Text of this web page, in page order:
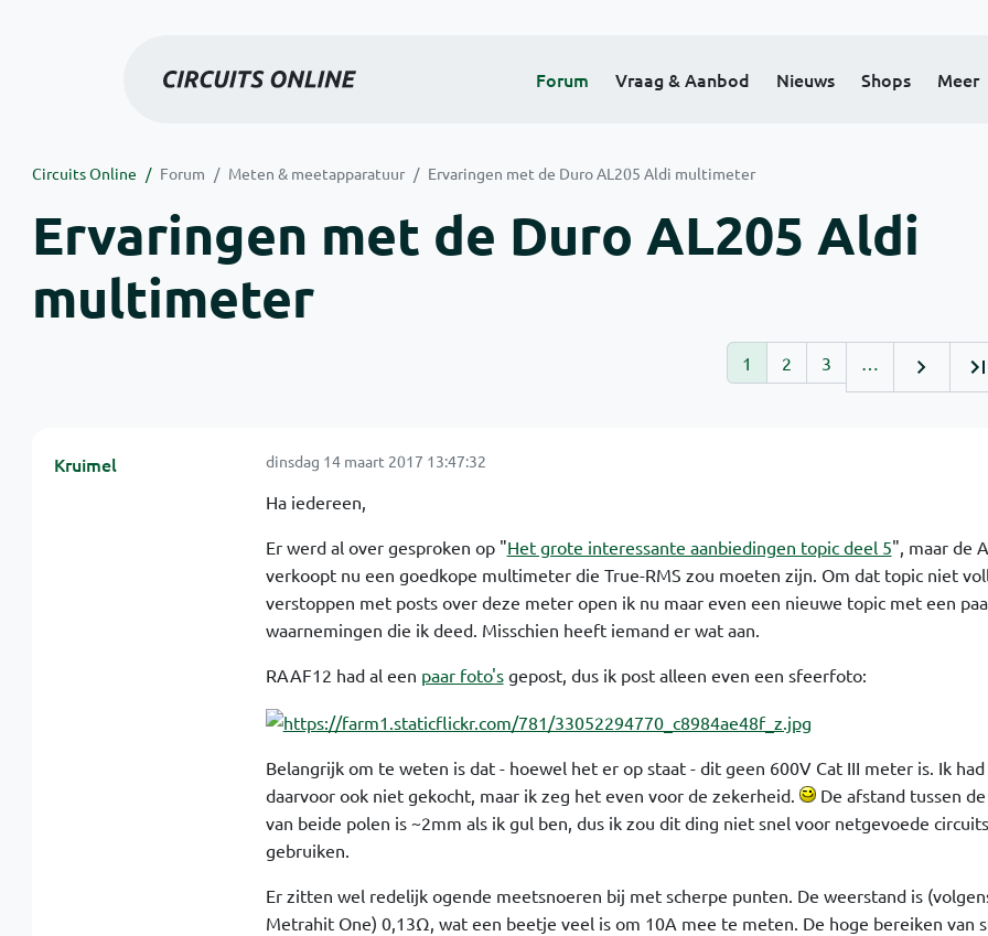
Forum Vraag & Aanbod Nieuws Shops Meer
Circuits Online Forum Meten & meetapparatuur Ervaringen met de Duro AL205 Aldi multimeter
Ervaringen met de Duro AL205 Aldi
multimeter
1 2 3 …
Kruimel dinsdag 14 maart 2017 13:47:32
Ha iedereen,
Er werd al over gesproken op "Het grote interessante aanbiedingen topic deel 5", maar de
verkoopt nu een goedkope multimeter die True-RMS zou moeten zijn. Om dat topic niet
verstoppen met posts over deze meter open ik nu maar even een nieuwe topic met een
waarnemingen die ik deed. Misschien heeft iemand er wat aan.
RAAF12 had al een paar foto'sgepost, dus ik post alleen even een sfeerfoto:
Belangrijk om te weten is dat - hoewel het er op staat - dit geen 600V Cat III meter is. Ik
daarvoor ook niet gekocht, maar ik zeg het even voor de zekerheid.
De afstand tussen
van beide polen is ~2mm als ik gul ben, dus ik zou dit ding niet snel voor netgevoede circuits
gebruiken.
Er zitten wel redelijk ogende meetsnoeren bij met scherpe punten. De weerstand is
Metrahit One) 0,13Ω, wat een beetje veel is om 10A mee te meten. De hoge bereiken van